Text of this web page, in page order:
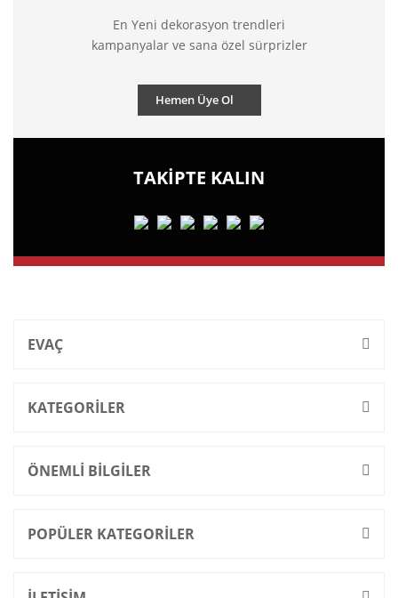
En Yeni dekorasyon trendleri
kampanyalar ve sana özel sürprizler
Hemen Üye Ol
TAKİPTE KALIN
EVAÇ
KATEGORİLER
ÖNEMLİ BİLGİLER
POPÜLER KATEGORİLER